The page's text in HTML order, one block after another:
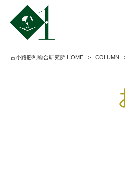
古小路勝利総合研究所 HOME > COLUMN